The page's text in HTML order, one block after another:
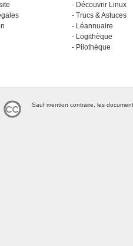
Découvrir Linux
Trucs & Astuces
Léannuaire
Logithèque
Pilothèque
Sauf mention contraire, les